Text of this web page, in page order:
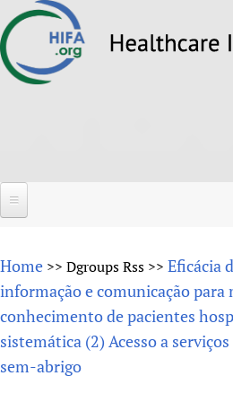
to
About
Overview
Why HIFA is needed
Vision and Strategy
Forums
HIFA (Healthcare
Projects
Home >> Dgroups Rss >> Eficácia
informação e comunicação para
conhecimento de pacientes
sistemática (2) Acesso a
sem-abrigo